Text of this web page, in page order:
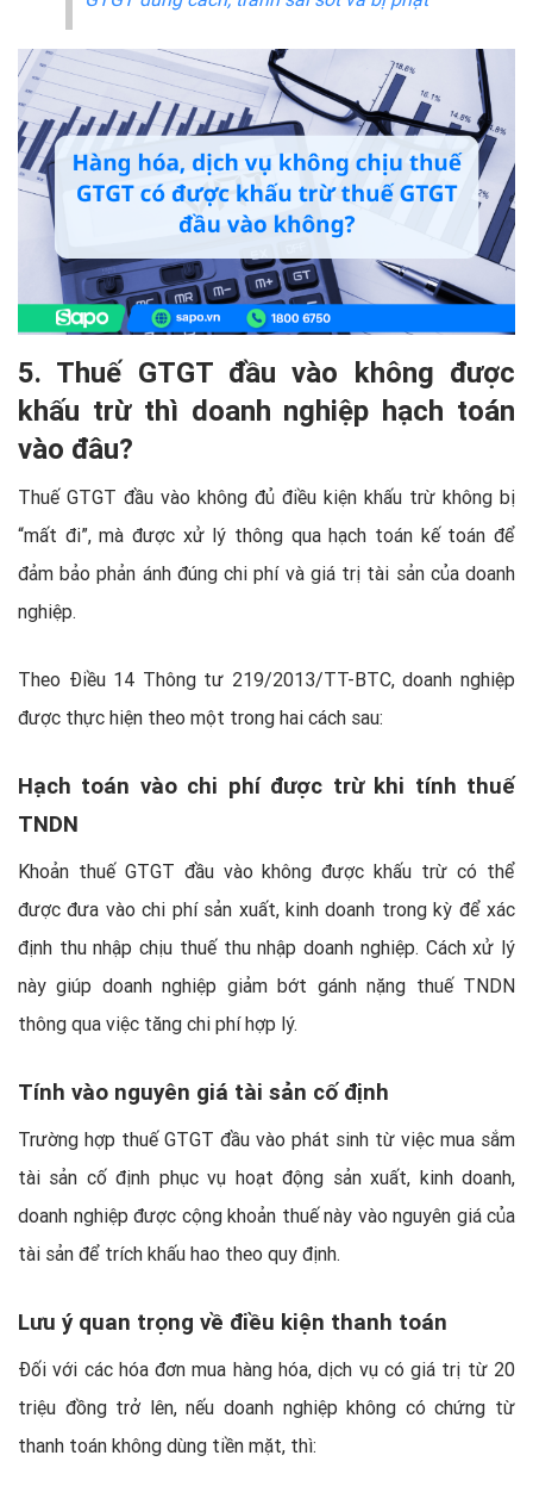
5. Thuế GTGT đầu vào không được
khấu trừ thì doanh nghiệp hạch toán
vào đâu?
Thuế GTGT đầu vào không đủ điều kiện khấu trừ không bị
“mất đi”, mà được xử lý thông qua hạch toán kế toán để
đảm bảo phản ánh đúng chi phí và giá trị tài sản của doanh
nghiệp.
Theo Điều 14 Thông tư 219/2013/TT-BTC, doanh nghiệp
được thực hiện theo một trong hai cách sau:
Hạch toán vào chi phí được trừ khi tính thuế
TNDN
Khoản thuế GTGT đầu vào không được khấu trừ có thể
được đưa vào chi phí sản xuất, kinh doanh trong kỳ để xác
định thu nhập chịu thuế thu nhập doanh nghiệp. Cách xử lý
này giúp doanh nghiệp giảm bớt gánh nặng thuế TNDN
thông qua việc tăng chi phí hợp lý.
Tính vào nguyên giá tài sản cố định
Trường hợp thuế GTGT đầu vào phát sinh từ việc mua sắm
tài sản cố định phục vụ hoạt động sản xuất, kinh doanh,
doanh nghiệp được cộng khoản thuế này vào nguyên giá của
tài sản để trích khấu hao theo quy định.
Lưu ý quan trọng về điều kiện thanh toán
Đối với các hóa đơn mua hàng hóa, dịch vụ có giá trị từ 20
triệu đồng trở lên, nếu doanh nghiệp không có chứng từ
thanh toán không dùng tiền mặt, thì: